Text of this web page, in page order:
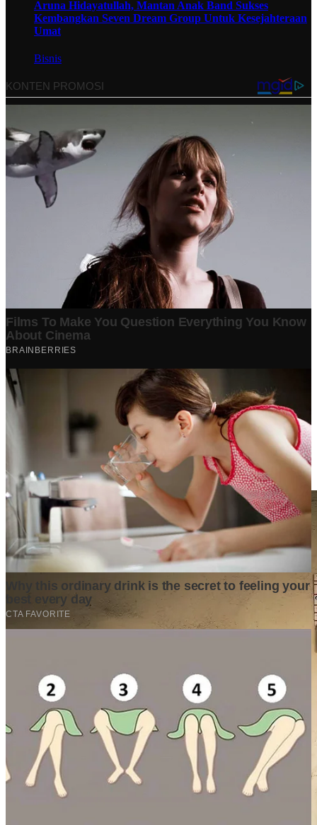
Aruna Hidayatullah, Mantan Anak Band Sukses
Kembangkan Seven Dream Group Untuk Kesejahteraan
Umat
Bisnis
Berita Terpopuler
Surat Somasi Penyerobotan Tanah Terbaru 2024, Lengkap
Dengan Penjelasannya!
Tech 2 years ago